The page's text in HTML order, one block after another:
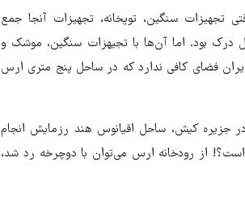
سنگین، توپخانه، تجهیزات آنجا جمع
درک بود. اما آن‌ها با تجیهزات سنگین، موشک و
فضای کافی ندارد که در ساحل پنج متری ارس
جزیره کیش، ساحل اقیانوس هند رزمایش انجام
از رودخانه ارس می‌توان با دوچرخه رد شد،
ترامپ نماد فساد، اقتدارگرایی و